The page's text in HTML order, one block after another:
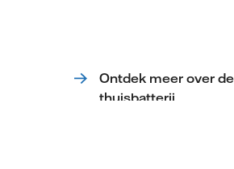
Ontdek meer over de
thuisbatterij